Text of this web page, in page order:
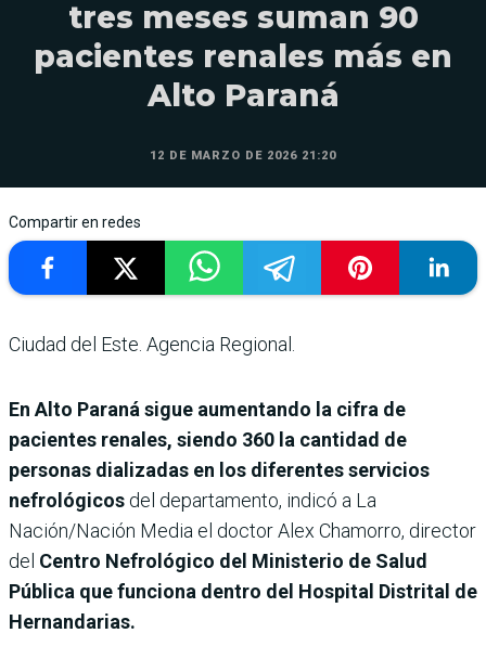
tres meses suman 90
pacientes renales más en
Alto Paraná
12 DE MARZO DE 2026 21:20
Compartir en redes
Ciudad del Este. Agencia Regional.
En Alto Paraná sigue aumentando la cifra de
pacientes renales, siendo 360 la cantidad de
personas dializadas en los diferentes servicios
nefrológicos del departamento, indicó a La
Nación/Nación Media el doctor Alex Chamorro, director
del Centro Nefrológico del Ministerio de Salud
Pública que funciona dentro del Hospital Distrital de
Hernandarias.